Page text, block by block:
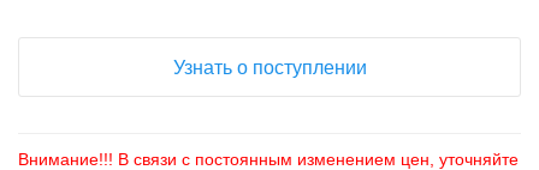
Узнать о поступлении
Внимание!!! В связи с постоянным изменением цен, уточняйте